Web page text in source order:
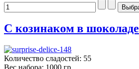
С козинаком в шоколаде
Количество сладостей: 55